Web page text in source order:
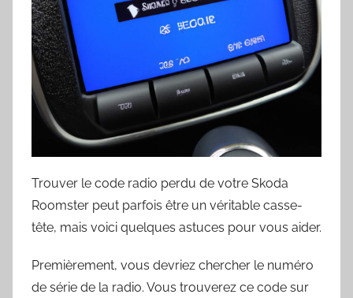
Trouver le code radio perdu de votre Skoda
Roomster peut parfois être un véritable casse-
tête, mais voici quelques astuces pour vous aider.
Premièrement, vous devriez chercher le numéro
de série de la radio. Vous trouverez ce code sur